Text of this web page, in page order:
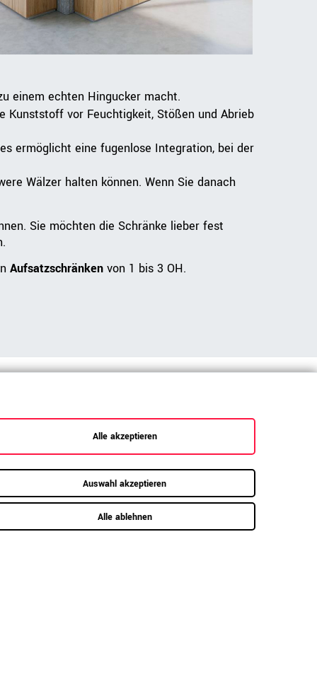
einem echten Hingucker macht.
Kunststoff vor Feuchtigkeit, Stößen und Abrieb
ermöglicht eine fugenlose Integration, bei der
Wälzer halten können. Wenn Sie danach
Sie möchten die Schränke lieber fest
Aufsatzschränken von 1 bis 3 OH.
mit 2 mm starker ABS-
mit 3 mm Radius - hohe
gute Schlagfestigkeit
Alle akzeptieren
Auswahl akzeptieren
Alle ablehnen